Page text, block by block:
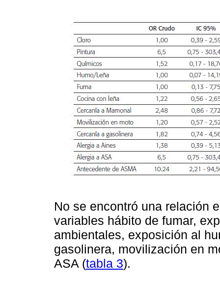
No se encontró una relación
variables hábito de fumar,
ambientales, exposición al
gasolinera, movilización en
ASA (tabla 3).